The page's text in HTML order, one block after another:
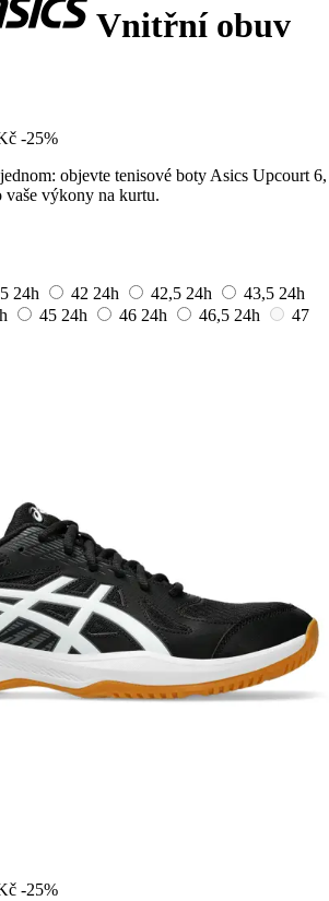
Vnitřní obuv
-25%
objevte tenisové boty Asics Upcourt 6,
vaše výkony na kurtu.
24h 42 24h 42,5 24h 43,5 24h
45 24h 46 24h 46,5 24h
47
-25%